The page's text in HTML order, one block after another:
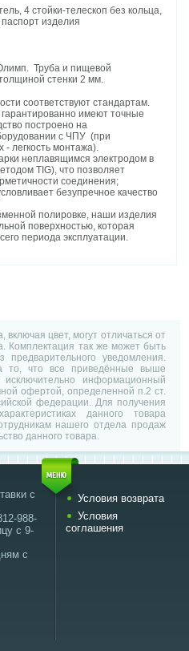
4 стойки-телескоп без кольца,
изделия
Труба и пищевой
стенки 2 мм.
соответствуют стандартам.
имеют точные
построено на
с ЧПУ (при
- легкость монтажа).
неплавящимся электродом в
TIG), что позволяет
соединения;
безупречное качество
полировке, наши изделия
поверхностью, которая
периода эксплуатации.
цвет, могут отличаться от
Комплектация так же может быть
уведомления.
что все приведённые выше
исключительно информационный
офертой, определенной п.2 ст.
федерации. Для получения
данного товара
нашего отдела продаж
данного товара.
с
988-
с 9-
с
Условия возврата
Условия
соглашения